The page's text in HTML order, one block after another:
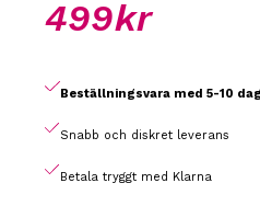
499kr
Beställningsvara med 5-10
Snabb och diskret leverans
Betala tryggt med Klarna